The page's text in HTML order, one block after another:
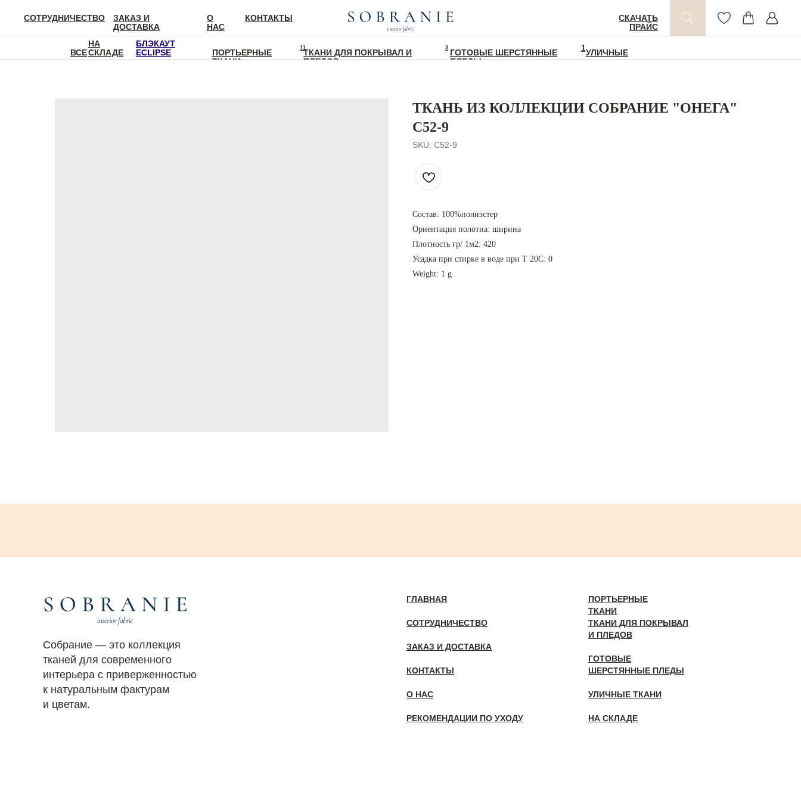
СОТРУДНИЧЕСТВО
ЗАКАЗ И
ДОСТАВКА
О
НАС
КОНТАКТЫ
СКАЧАТЬ
ПРАЙС
ВСЕ
НА
СКЛАДЕ
БЛЭКАУТ
ECLIPSE
ПОРТЬЕРНЫЕ
ТКАНИ
11ТКАНИ ДЛЯ ПОКРЫВАЛ И
ПЛЕДОВ
3 ГОТОВЫЕ ШЕРСТЯННЫЕ
ПЛЕДЫ
1УЛИЧНЫЕ
ТКАНЬ ИЗ КОЛЛЕКЦИИ СОБРАНИЕ "ОНЕГА"
C52-9
SKU: C52-9
Состав: 100%полиэстер
Ориентация полотна: ширина
Плотность гр/ 1м2: 420
Усадка при стирке в воде при T 20С: 0
Weight: 1 g
Собрание — это коллекция
тканей для современного
интерьера с приверженностью
к натуральным фактурам
и цветам.
ГЛАВНАЯ
СОТРУДНИЧЕСТВО
ЗАКАЗ И ДОСТАВКА
КОНТАКТЫ
О НАС
ПОРТЬЕРНЫЕ
ТКАНИ
ТКАНИ ДЛЯ ПОКРЫВАЛ
И ПЛЕДОВ
ГОТОВЫЕ
ШЕРСТЯННЫЕ ПЛЕДЫ
УЛИЧНЫЕ ТКАНИ
НА СКЛАДЕ
РЕКОМЕНДАЦИИ ПО УХОДУ